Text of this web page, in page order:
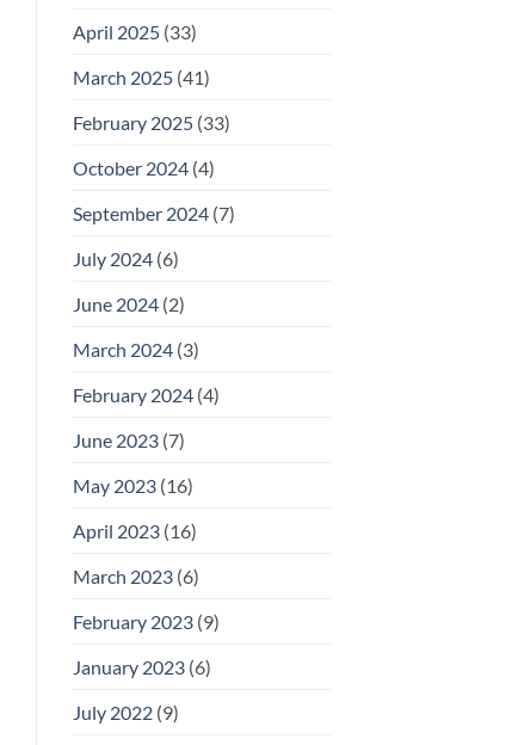
April 2025(33)
March 2025(41)
February 2025(33)
October 2024(4)
September 2024(7)
July 2024(6)
June 2024(2)
March 2024(3)
February 2024(4)
June 2023(7)
May 2023(16)
April 2023(16)
March 2023(6)
February 2023(9)
January 2023(6)
July 2022(9)